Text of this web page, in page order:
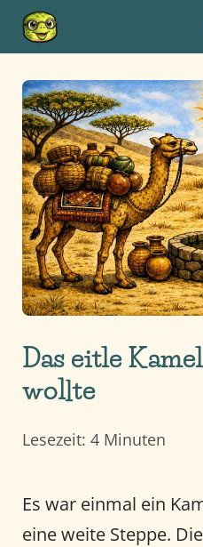
Zum
Inhalt
springen
Das eitle
wollte
Lesezeit: 4 Minuten
Es war einmal ein
eine weite Steppe.